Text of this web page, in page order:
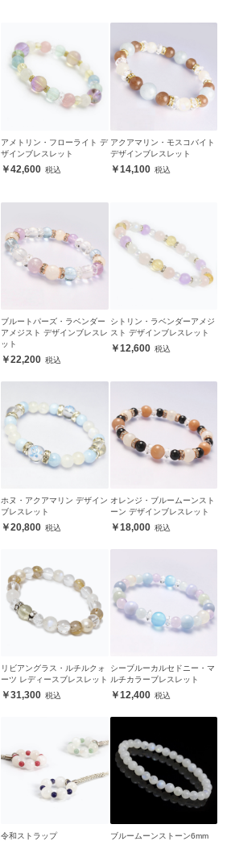
アメトリン・フローライト デ
ザインブレスレット
42,600
アクアマリン・モスコバイト
デザインブレスレット
14,100
ブルートパーズ・ラベンダー
アメジスト デザインブレスレ
ット
22,200
シトリン・ラベンダーアメジ
スト デザインブレスレット
12,600
ホヌ・アクアマリン デザイン
ブレスレット
20,800
オレンジ・ブルームーンスト
ーン デザインブレスレット
18,000
リビアングラス・ルチルクォ
ーツ レディースブレスレット
31,300
シーブルーカルセドニー・マ
ルチカラーブレスレット
12,400
令和ストラップ
ブルームーンストーン6mm